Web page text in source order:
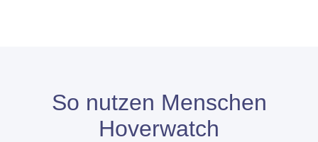
So nutzen Menschen
Hoverwatch